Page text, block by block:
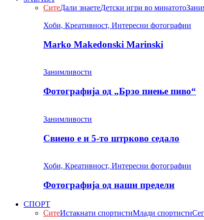
СитеДали знаетеДетски игри во минатото
Хоби, Креативност, Интересни фотографии
Marko Makedonski Marinski
Занимливости
Фотографија од „Брзо пиење пиво“
Занимливости
Свиено е и 5-то штрково седало
Хоби, Креативност, Интересни фотографии
Фотографија од наши предели
СПОРТ
СитеИстакнати спортистиМлади спортисти